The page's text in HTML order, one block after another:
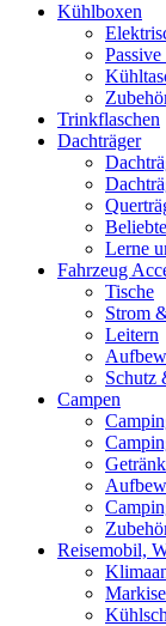
Kühlboxen
Trinkflaschen
Dachträger
Lerne
Fahrzeug
Tische
Strom
Leitern
Schutz
Campen
Reisemobil,